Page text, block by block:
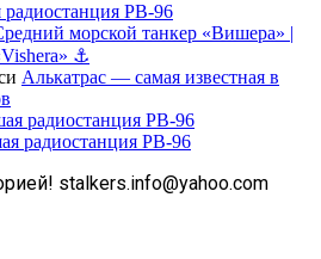
РВ-96
морской танкер «Вишера» |
⚓
Алькатрас — самая известная в
радиостанция РВ-96
радиостанция РВ-96
stalkers.info@yahoo.com